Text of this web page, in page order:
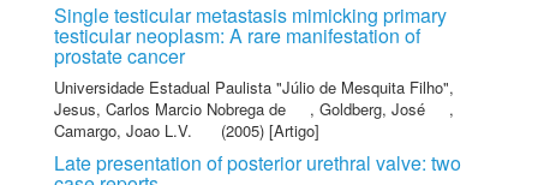
Single testicular metastasis mimicking primary
testicular neoplasm: A rare manifestation of
prostate cancer
Universidade Estadual Paulista "Júlio de Mesquita Filho",
Jesus, Carlos Marcio Nobrega de
, Goldberg, José
,
Camargo, Joao L.V.
(2005) [Artigo]
Late presentation of posterior urethral valve: two